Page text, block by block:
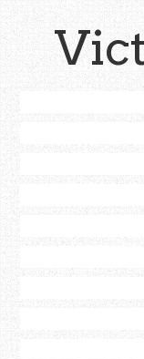
content
content